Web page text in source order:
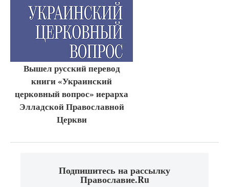
Вышел русский перевод
книги «Украинский
церковный вопрос» иерарха
Элладской Православной
Церкви
Подпишитесь на рассылку
Православие.Ru